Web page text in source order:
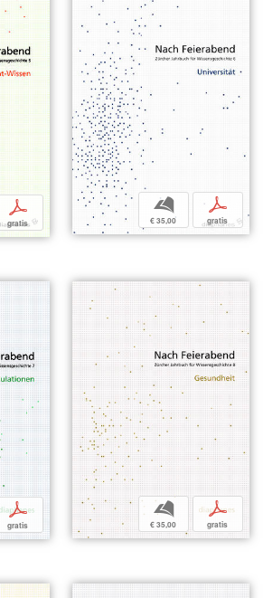
p
gratis
b
€ 35,00
p
gratis
p
gratis
b
€ 35,00
p
gratis